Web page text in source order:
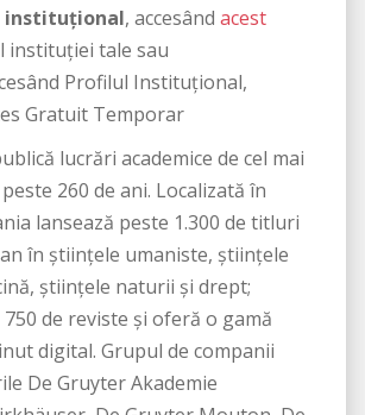
instituțional, accesând acest
instituției tale sau
Profilul Instituțional,
Gratuit Temporar
lucrări academice de cel mai
260 de ani. Localizată în
lansează peste 1.300 de titluri
în științele umaniste, științele
științele naturii și drept;
de reviste și oferă o gamă
digital. Grupul de companii
De Gruyter Akademie